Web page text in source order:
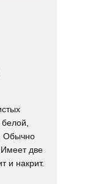
Обычно
Имеет две
и накрит.